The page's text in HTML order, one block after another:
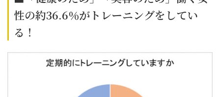
性の約36.6％がトレーニングをしてい
る！